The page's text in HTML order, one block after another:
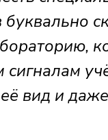
буквально
вид и